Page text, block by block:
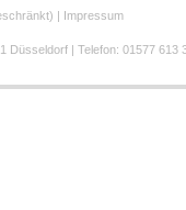
| Impressum
Düsseldorf | Telefon: 01577